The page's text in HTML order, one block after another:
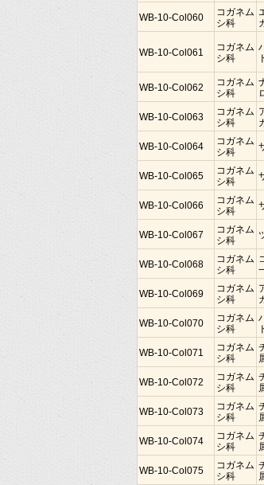
WB-10-Col060
コガネム
シ科
WB-10-Col061
コガネム
シ科
WB-10-Col062
コガネム
シ科
WB-10-Col063
コガネム
シ科
WB-10-Col064
コガネム
シ科
WB-10-Col065
コガネム
シ科
WB-10-Col066
コガネム
シ科
WB-10-Col067
コガネム
シ科
WB-10-Col068
コガネム
シ科
WB-10-Col069
コガネム
シ科
WB-10-Col070
コガネム
シ科
WB-10-Col071
コガネム
シ科
WB-10-Col072
コガネム
シ科
WB-10-Col073
コガネム
シ科
WB-10-Col074
コガネム
シ科
WB-10-Col075
コガネム
シ科